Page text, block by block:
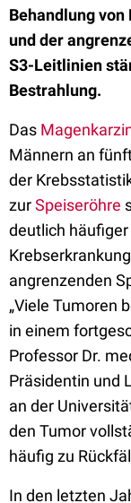
Behandlung
und der
S3-Leitlinien
Bestrahlung.
Das
Männern an
der
zurSpeiseröhre
deutlich
angrenzenden
„Viele Tumoren
in einem
Professor Dr.
Präsidentin und
an der
den Tumor
häufig zu
In den letzten